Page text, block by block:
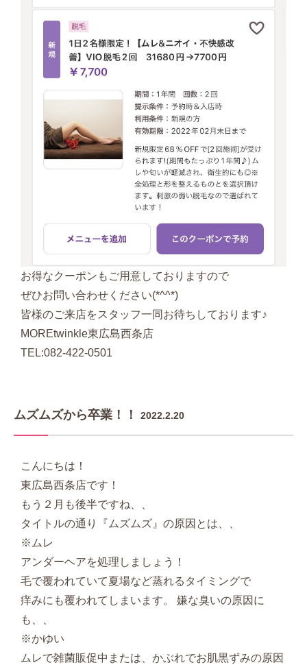
お得なクーポンもご用意しておりますので
ぜひお問い合わせください(*^^*)
皆様のご来店をスタッフ一同お待ちしております♪
MOREtwinkle東広島西条店
TEL:082-422-0501
ムズムズから卒業！！ 2022.2.20
こんにちは！
東広島西条店です！
もう２月も後半ですね、、
タイトルの通り『ムズムズ』の原因とは、、
※ムレ
アンダーヘアを処理しましょう！
毛で覆われていて夏場など蒸れるタイミングで
痒みにも覆われてしまいます。 嫌な臭いの原因に
も、、
※かゆい
ムレで雑菌販促中または、かぶれでお肌黒ずみの原因